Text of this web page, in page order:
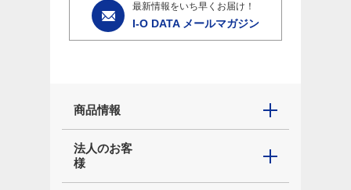
最新情報をいち早くお届け！
I-O DATA メールマガジン
商品情報
法人のお客
様